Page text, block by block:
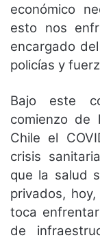
económico
esto nos
encargado
policías y
Bajo este
comienzo de
Chile el
crisis
que la salud
privados,
toca
de